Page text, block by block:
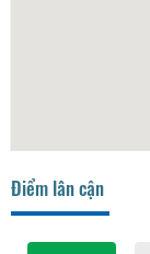
Điểm lân cận